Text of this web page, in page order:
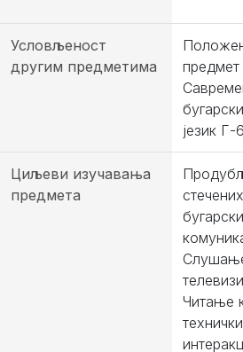
Условљеност
другим предметима
предмет
бугарски
језик Г-
Циљеви изучавања
предмета
Читање